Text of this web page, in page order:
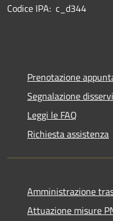
Codice IPA: c_d344
Prenotazione
Segnalazione
Leggi le FAQ
Richiesta assistenza
Amministrazione
Attuazione misure